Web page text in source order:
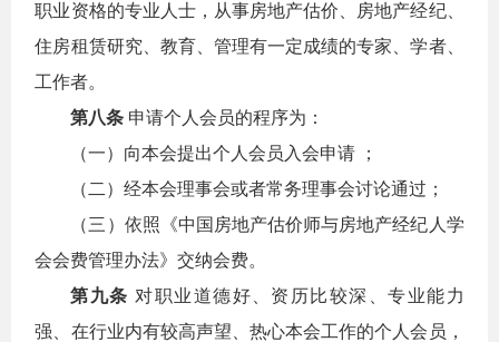
职业资格的专业人士，从事房地产估价、房地产经纪、
住房租赁研究、教育、管理有一定成绩的专家、学者、
工作者。
第八条 申请个人会员的程序为：
（一）向本会提出个人会员入会申请 ；
（二）经本会理事会或者常务理事会讨论通过；
（三）依照《中国房地产估价师与房地产经纪人学
会会费管理办法》交纳会费。
第九条 对职业道德好、资历比较深、专业能力
强、在行业内有较高声望、热心本会工作的个人会员，